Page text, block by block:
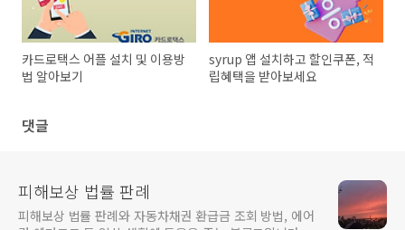
카드로택스 어플 설치 및 이용방
법 알아보기
syrup 앱 설치하고 할인쿠폰, 적
립혜택을 받아보세요
댓글
피해보상 법률 판례
피해보상 법률 판례와 자동차채권 환급금 조회 방법, 에어